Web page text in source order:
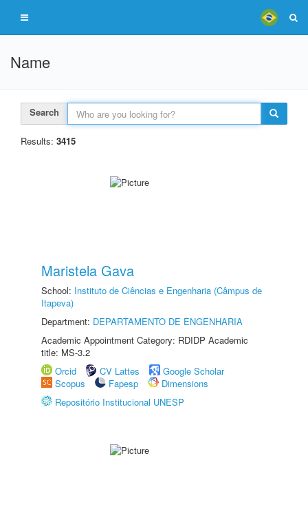
Name
Search
Results: 3415
Maristela Gava
School: Instituto de Ciências e Engenharia (Câmpus de
Itapeva)
Department: DEPARTAMENTO DE ENGENHARIA
Academic Appointment Category: RDIDP Academic
title: MS-3.2
Orcid
CV Lattes
Google Scholar
Scopus
Fapesp
Dimensions
Repositório Institucional UNESP